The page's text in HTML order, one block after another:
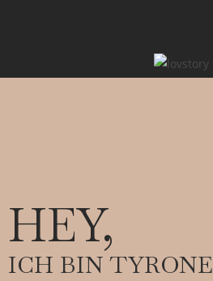
HEY,
ICH BIN TYRONE